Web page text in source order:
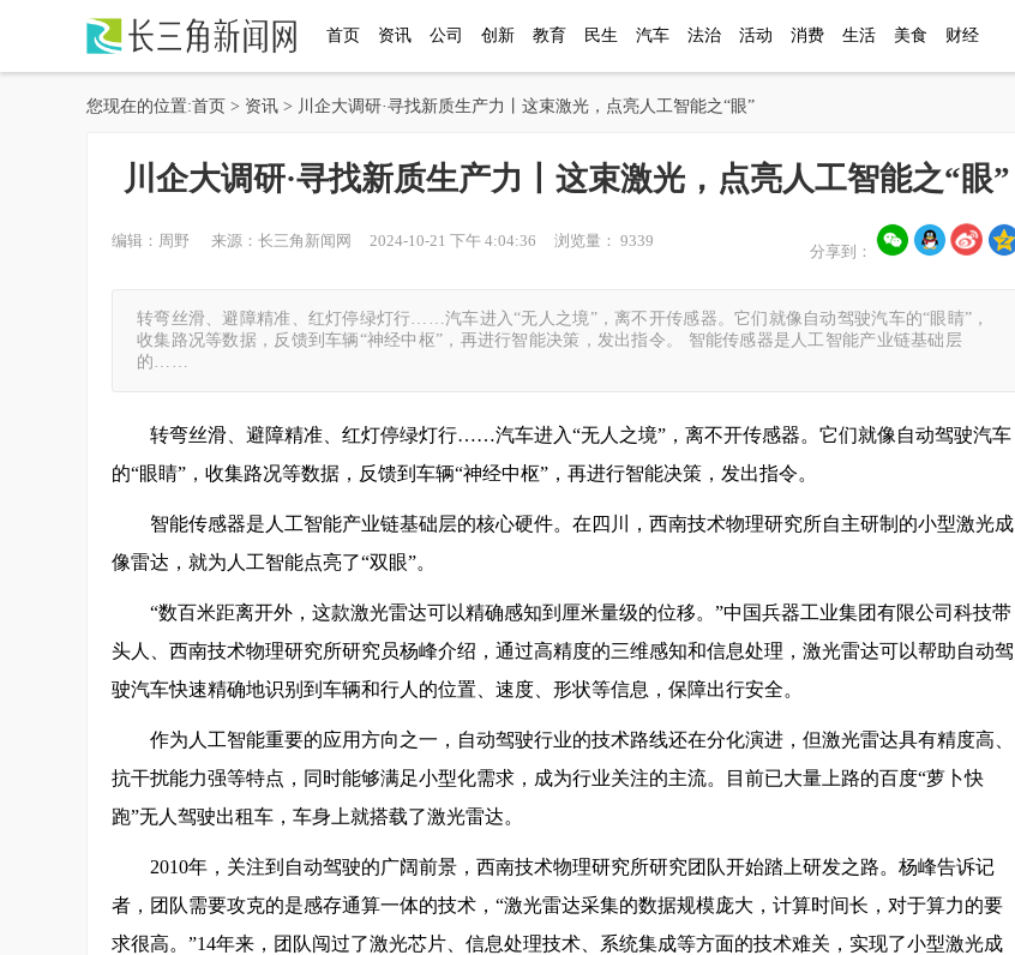
首页 资讯 公司 创新 教育 民生 汽车 法治 活动 消费 生活 美食 财经
您现在的位置:首页 > 资讯 > 川企大调研·寻找新质生产力丨这束激光，点亮人工智能之“眼”
川企大调研·寻找新质生产力丨这束激光，点亮人工智能之“眼”
编辑：周野 来源：长三角新闻网 2024-10-21 下午 4:04:36 浏览量： 9339
分享到：
转弯丝滑、避障精准、红灯停绿灯行……汽车进入“无人之境”，离不开传感器。它们就像自动驾驶汽车的“眼睛”，
收集路况等数据，反馈到车辆“神经中枢”，再进行智能决策，发出指令。 智能传感器是人工智能产业链基础层
的……
转弯丝滑、避障精准、红灯停绿灯行……汽车进入“无人之境”，离不开传感器。它们就像自动驾驶汽车
的“眼睛”，收集路况等数据，反馈到车辆“神经中枢”，再进行智能决策，发出指令。
智能传感器是人工智能产业链基础层的核心硬件。在四川，西南技术物理研究所自主研制的小型激光成
像雷达，就为人工智能点亮了“双眼”。
“数百米距离开外，这款激光雷达可以精确感知到厘米量级的位移。”中国兵器工业集团有限公司科技带
头人、西南技术物理研究所研究员杨峰介绍，通过高精度的三维感知和信息处理，激光雷达可以帮助自动驾
驶汽车快速精确地识别到车辆和行人的位置、速度、形状等信息，保障出行安全。
作为人工智能重要的应用方向之一，自动驾驶行业的技术路线还在分化演进，但激光雷达具有精度高、
抗干扰能力强等特点，同时能够满足小型化需求，成为行业关注的主流。目前已大量上路的百度“萝卜快
跑”无人驾驶出租车，车身上就搭载了激光雷达。
2010年，关注到自动驾驶的广阔前景，西南技术物理研究所研究团队开始踏上研发之路。杨峰告诉记
者，团队需要攻克的是感存通算一体的技术，“激光雷达采集的数据规模庞大，计算时间长，对于算力的要
求很高。”14年来，团队闯过了激光芯片、信息处理技术、系统集成等方面的技术难关，实现了小型激光成